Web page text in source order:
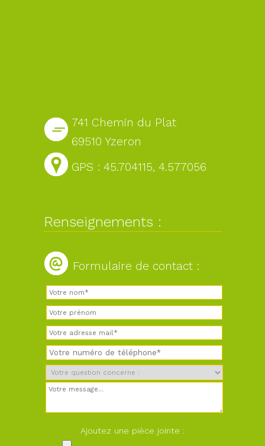
741 Chemin du Plat
69510 Yzeron
GPS : 45.704115, 4.577056
Renseignements :
Formulaire de contact :
Ajoutez une pièce jointe :